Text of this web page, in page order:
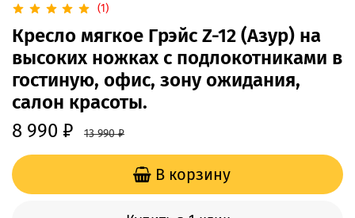
(1)
Кресло мягкое Грэйс Z-12 (Азур) на
высоких ножках с подлокотниками в
гостиную, офис, зону ожидания,
салон красоты.
8 990 ₽
13 990 ₽
В корзину